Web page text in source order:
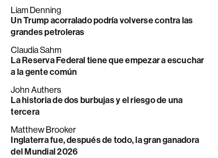
Liam Denning
Un Trump acorralado podría volverse contra las
grandes petroleras
Claudia Sahm
La Reserva Federal tiene que empezar a escuchar
a la gente común
John Authers
La historia de dos burbujas y el riesgo de una
tercera
Matthew Brooker
Inglaterra fue, después de todo, la gran ganadora
del Mundial 2026